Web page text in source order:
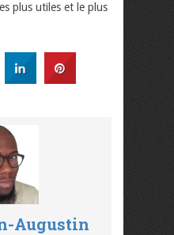
plus utiles et le plus
Augustin